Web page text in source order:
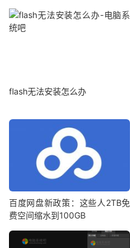
flash无法安装怎么办
百度网盘新政策：这些人2TB免
费空间缩水到100GB